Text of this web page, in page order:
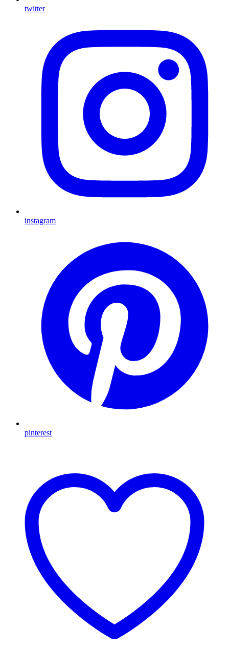
twitter
instagram
pinterest